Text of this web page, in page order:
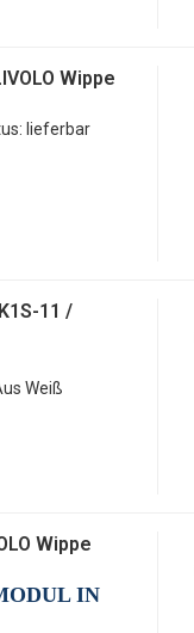
Wippe
lieferbar
11 /
Weiß
Wippe
IN